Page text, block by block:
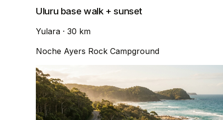
Uluru base walk + sunset
Yulara · 30 km
Noche Ayers Rock Campground